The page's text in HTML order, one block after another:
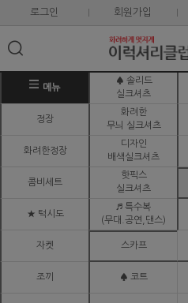
로그인 회원가입
메뉴
♠ 솔리드
실크셔츠
정장
화려한
무늬 실크셔츠
화려한정장
디자인
배색실크셔츠
콤비세트
핫픽스
실크셔츠
★ 턱시도
♬ 특수복
(무대.공연,댄스)
자켓 스카프
조끼 ♠ 코트